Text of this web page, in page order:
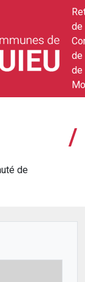
de
de
de
/
de